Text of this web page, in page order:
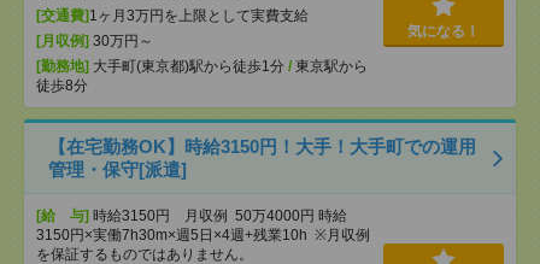
[交通費] 1ヶ月3万円を上限として実費支給
[月収例] 30万円～
[勤務地] 大手町(東京都)駅から徒歩1分 / 東京駅から
徒歩8分
気になる！
【在宅勤務OK】時給3150円！大手！大手町での運用
管理・保守[派遣]
[給 与] 時給3150円 月収例 50万4000円 時給
3150円×実働7h30m×週5日×4週+残業10h ※月収例
を保証するものではありません。